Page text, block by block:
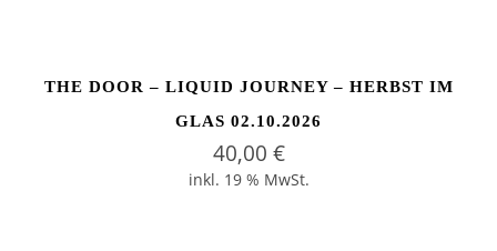
THE DOOR – LIQUID JOURNEY – HERBST IM
GLAS 02.10.2026
40,00 €
inkl. 19 % MwSt.